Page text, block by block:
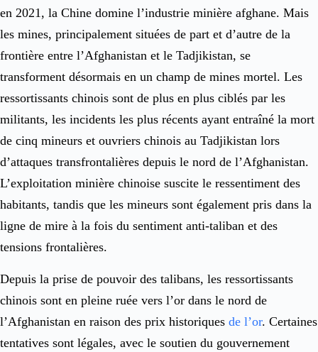
en 2021, la Chine domine l’industrie minière afghane. Mais
les mines, principalement situées de part et d’autre de la
frontière entre l’Afghanistan et le Tadjikistan, se
transforment désormais en un champ de mines mortel. Les
ressortissants chinois sont de plus en plus ciblés par les
militants, les incidents les plus récents ayant entraîné la mort
de cinq mineurs et ouvriers chinois au Tadjikistan lors
d’attaques transfrontalières depuis le nord de l’Afghanistan.
L’exploitation minière chinoise suscite le ressentiment des
habitants, tandis que les mineurs sont également pris dans la
ligne de mire à la fois du sentiment anti-taliban et des
tensions frontalières.
Depuis la prise de pouvoir des talibans, les ressortissants
chinois sont en pleine ruée vers l’or dans le nord de
l’Afghanistan en raison des prix historiques de l’or. Certaines
tentatives sont légales, avec le soutien du gouvernement